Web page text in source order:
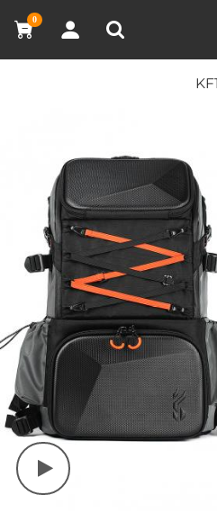
0
مقارنة المنتجات (0)